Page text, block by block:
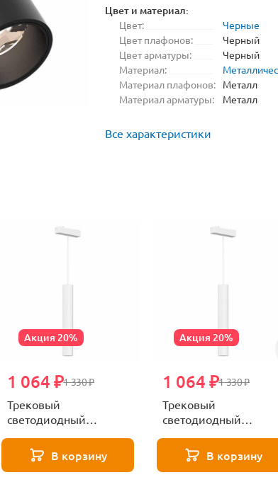
Цвет и материал:
Цвет:
Черные
Цвет плафонов:
Черный
Цвет арматуры:
Черный
Материал:
Материал плафонов:
Металл
Материал арматуры:
Металл
Все характеристики
Акция 20%
1 330 ₽
1 064 ₽
Трековый
светодиодный
магнитного
шинопровода ST Luce
В корзину
Акция 20%
1 330 ₽
1 064 ₽
Трековый
светодиодный
магнитного
шинопровода ST Luce
В корзину